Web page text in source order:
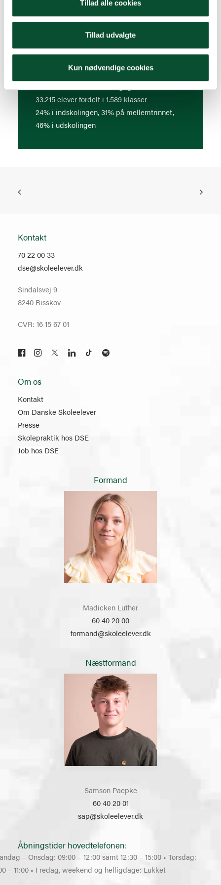
Tillad alle cookies
Tillad udvalgte
Kun nødvendige cookies
Valgobservatøruddannelse, som finder sted næste gang
i foråret 2025, og Elevrådsplatformen til elevråd.
Læs mere om projektet på:www.valgugen.dk
33.215 elever fordelt i 1.589 klasser
24% i indskolingen, 31% på mellemtrinnet,
46% i udskolingen
Kontakt
70 22 00 33
dse@skoleelever.dk
Sindalsvej 9
8240 Risskov
CVR: 16 15 67 01
Om os
Kontakt
Om Danske Skoleelever
Presse
Skolepraktik hos DSE
Job hos DSE
Formand
Madicken Luther
60 40 20 00
formand@skoleelever.dk
Næstformand
Samson Paepke
60 40 20 01
sap@skoleelever.dk
Åbningstider hovedtelefonen:
– Onsdag: 09:00 – 12:00 samt 12:30 – 15:00 • Torsdag:
– 11:00 • Fredag, weekend og helligdage: Lukket